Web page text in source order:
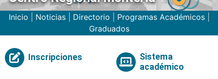
Inicio Noticias| Directorio Programas Académicos|
Graduados
Inscripciones
Sistema
académico